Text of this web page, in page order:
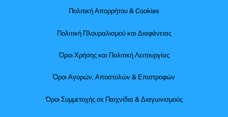
Πολιτική Απορρήτου & Cookies
Πολιτική Πλουραλισμού και Διαφάνειας
Όροι Χρήσης και Πολιτική Λειτουργίας
Όροι Αγορών, Αποστολών & Επιστροφών
Όροι Συμμετοχής σε Παιχνίδια & Διαγωνισμούς